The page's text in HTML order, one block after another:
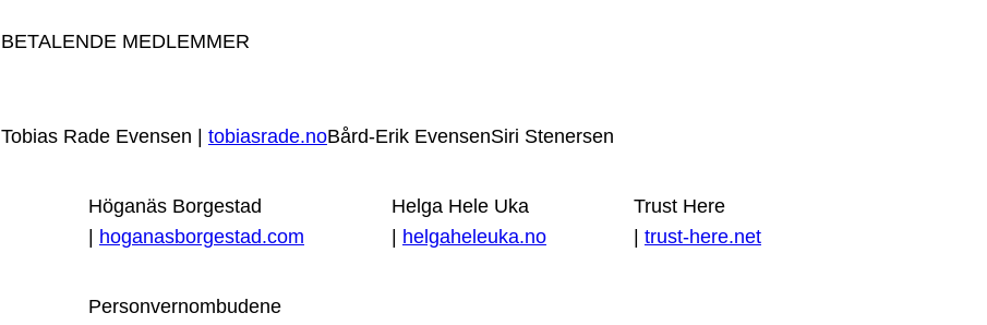
BETALENDE MEDLEMMER
Tobias Rade Evensen | tobiasrade.noBård-Erik EvensenSiri Stenersen
Höganäs Borgestad
hoganasborgestad.com
Helga Hele Uka
helgaheleuka.no
Trust Here
trust-here.net
Personvernombudene